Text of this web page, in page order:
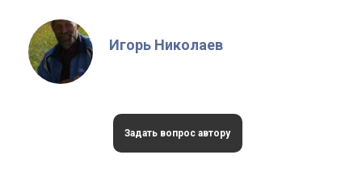
Игорь Николаев
Задать вопрос автору